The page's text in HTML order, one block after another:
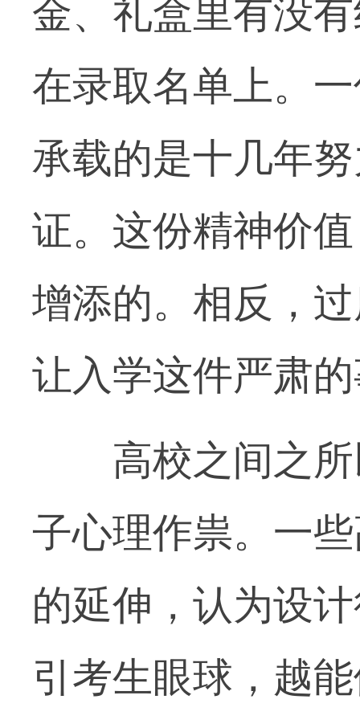
金、礼盒里有没
在录取名单上。
承载的是十几年
证。这份精神价
增添的。相反，
让入学这件严肃
高校之间之所
子心理作祟。一
的延伸，认为设
引考生眼球，越